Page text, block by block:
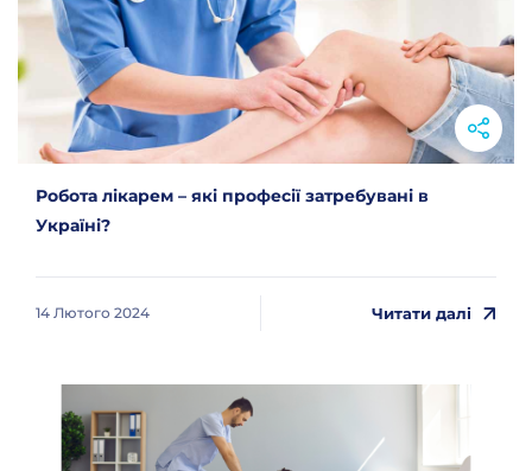
Робота лікарем – які професії затребувані в
Україні?
14 Лютого 2024 Читати далі